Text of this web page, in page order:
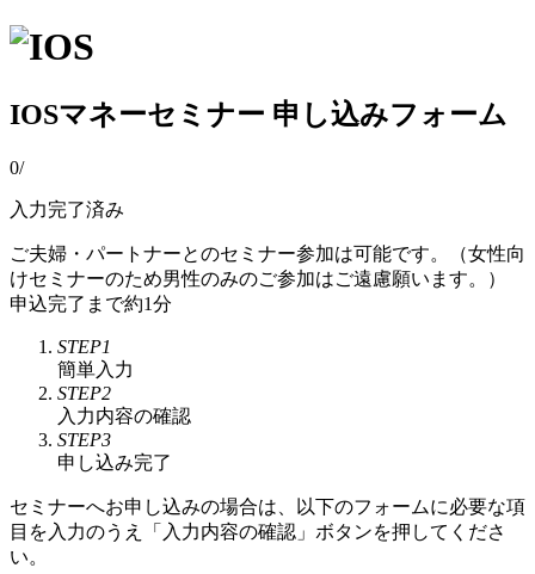
IOSマネーセミナー 申し込みフォーム
0/
入力完了済み
ご夫婦・パートナーとのセミナー参加は可能です。（女性向
けセミナーのため男性のみのご参加はご遠慮願います。）
申込完了まで約1分
STEP1
簡単入力
STEP2
入力内容の確認
STEP3
申し込み完了
セミナーへお申し込みの場合は、以下のフォームに必要な項
目を入力のうえ「入力内容の確認」ボタンを押してくださ
い。